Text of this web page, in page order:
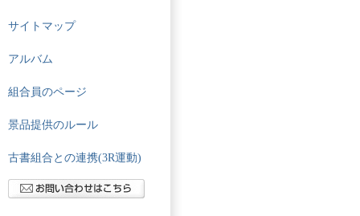
サイトマップ
アルバム
組合員のページ
景品提供のルール
古書組合との連携(3R運動)